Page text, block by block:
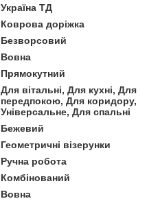
Україна ТД
Коврова доріжка
Безворсовий
Вовна
Прямокутний
Для вітальні, Для кухні, Для
передпокою, Для коридору,
Універсальне, Для спальні
Бежевий
Геометричні візерунки
Ручна робота
Комбінований
Вовна